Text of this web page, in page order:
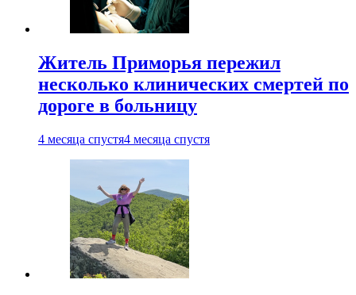
Житель Приморья пережил
несколько клинических смертей по
дороге в больницу
4 месяца спустя4 месяца спустя